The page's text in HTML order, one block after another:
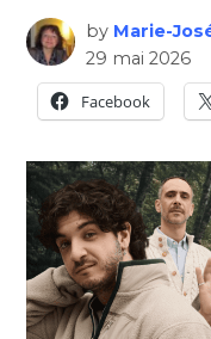
by Marie-
29 mai 2026
Facebook